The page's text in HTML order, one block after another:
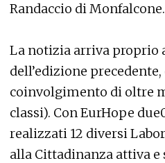
Randaccio di Monfalcone.
La notizia arriva proprio
dell’edizione
coinvolgimento di oltre
classi). Con EurHope
realizzati 12 diversi
alla Cittadinanza attiva e